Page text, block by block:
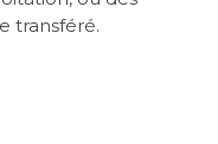
transféré.